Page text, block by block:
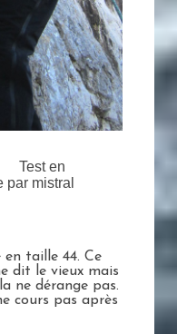
en
mistral
taille 44. Ce
dit le vieux mais
ne dérange pas.
cours pas après